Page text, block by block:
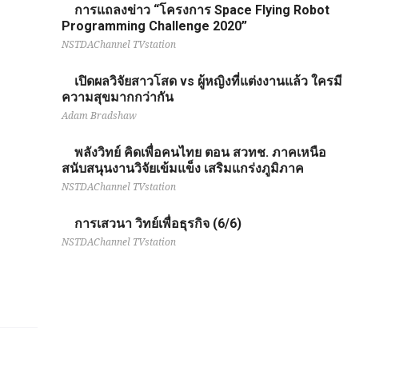
การแถลงข่าว “โครงการ Space Flying Robot
Programming Challenge 2020”
NSTDAChannel TVstation
เปิดผลวิจัยสาวโสด vs ผู้หญิงที่แต่งงานแล้ว ใครมี
ความสุขมากกว่ากัน
Adam Bradshaw
พลังวิทย์ คิดเพื่อคนไทย ตอน สวทช. ภาคเหนือ
สนับสนุนงานวิจัยเข้มแข็ง เสริมแกร่งภูมิภาค
NSTDAChannel TVstation
การเสวนา วิทย์เพื่อธุรกิจ (6/6)
NSTDAChannel TVstation